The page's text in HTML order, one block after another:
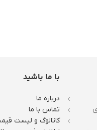
با ما باشید
درباره ما
تماس با ما
کاتالوگ و لیست